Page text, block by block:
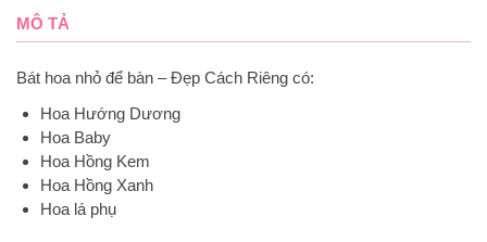
MÔ TẢ
Bát hoa nhỏ để bàn – Đẹp Cách Riêng có:
Hoa Hướng Dương
Hoa Baby
Hoa Hồng Kem
Hoa Hồng Xanh
Hoa lá phụ